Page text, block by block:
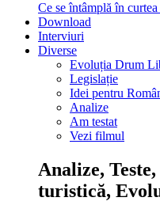
Ce se întâmplă în
Download
Interviuri
Diverse
Evoluția Drum
Legislație
Idei pentru
Analize
Am testat
Vezi filmul
Analize,
turistică,